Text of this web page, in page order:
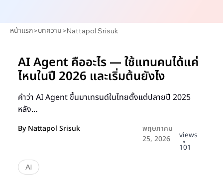
หน้าแรก>บทความ>Nattapol Srisuk
AI Agent คืออะไร — ใช้แทนคนได้แค่
ไหนในปี 2026 และเริ่มต้นยังไง
คำว่า AI Agent ขึ้นมาเทรนด์ในไทยตั้งแต่ปลายปี 2025
หลัง…
ByNattapol Srisuk
พฤษภาคม
25, 2026
views
101
AI